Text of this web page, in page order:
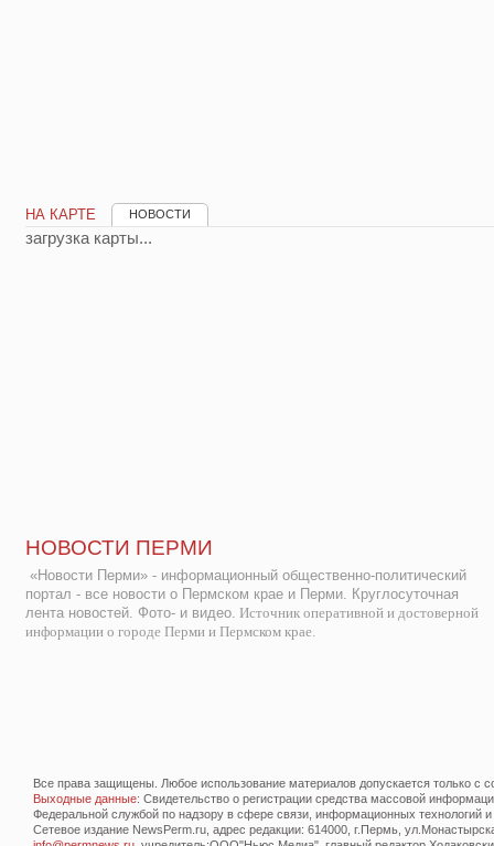
НА КАРТЕ НОВОСТИ
загрузка карты...
НОВОСТИ ПЕРМИ
«Новости Перми» - информационный общественно-политический
портал - все новости о Пермском крае и Перми. Круглосуточная
лента новостей. Фото- и видео. Источник оперативной и достоверной
информации о городе Перми и Пермском крае.
Все права защищены. Любое использование материалов допускается только с
Выходные данные: Свидетельство о регистрации средства массовой
Федеральной службой по надзору в сфере связи, информационных технологий
Сетевое издание NewsPerm.ru, адрес редакции: 614000, г.Пермь,